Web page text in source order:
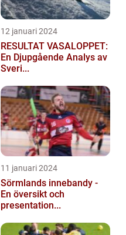
12 januari 2024
RESULTAT VASALOPPET:
En Djupgående Analys av
Sveri...
11 januari 2024
Sörmlands innebandy -
En översikt och
presentation...